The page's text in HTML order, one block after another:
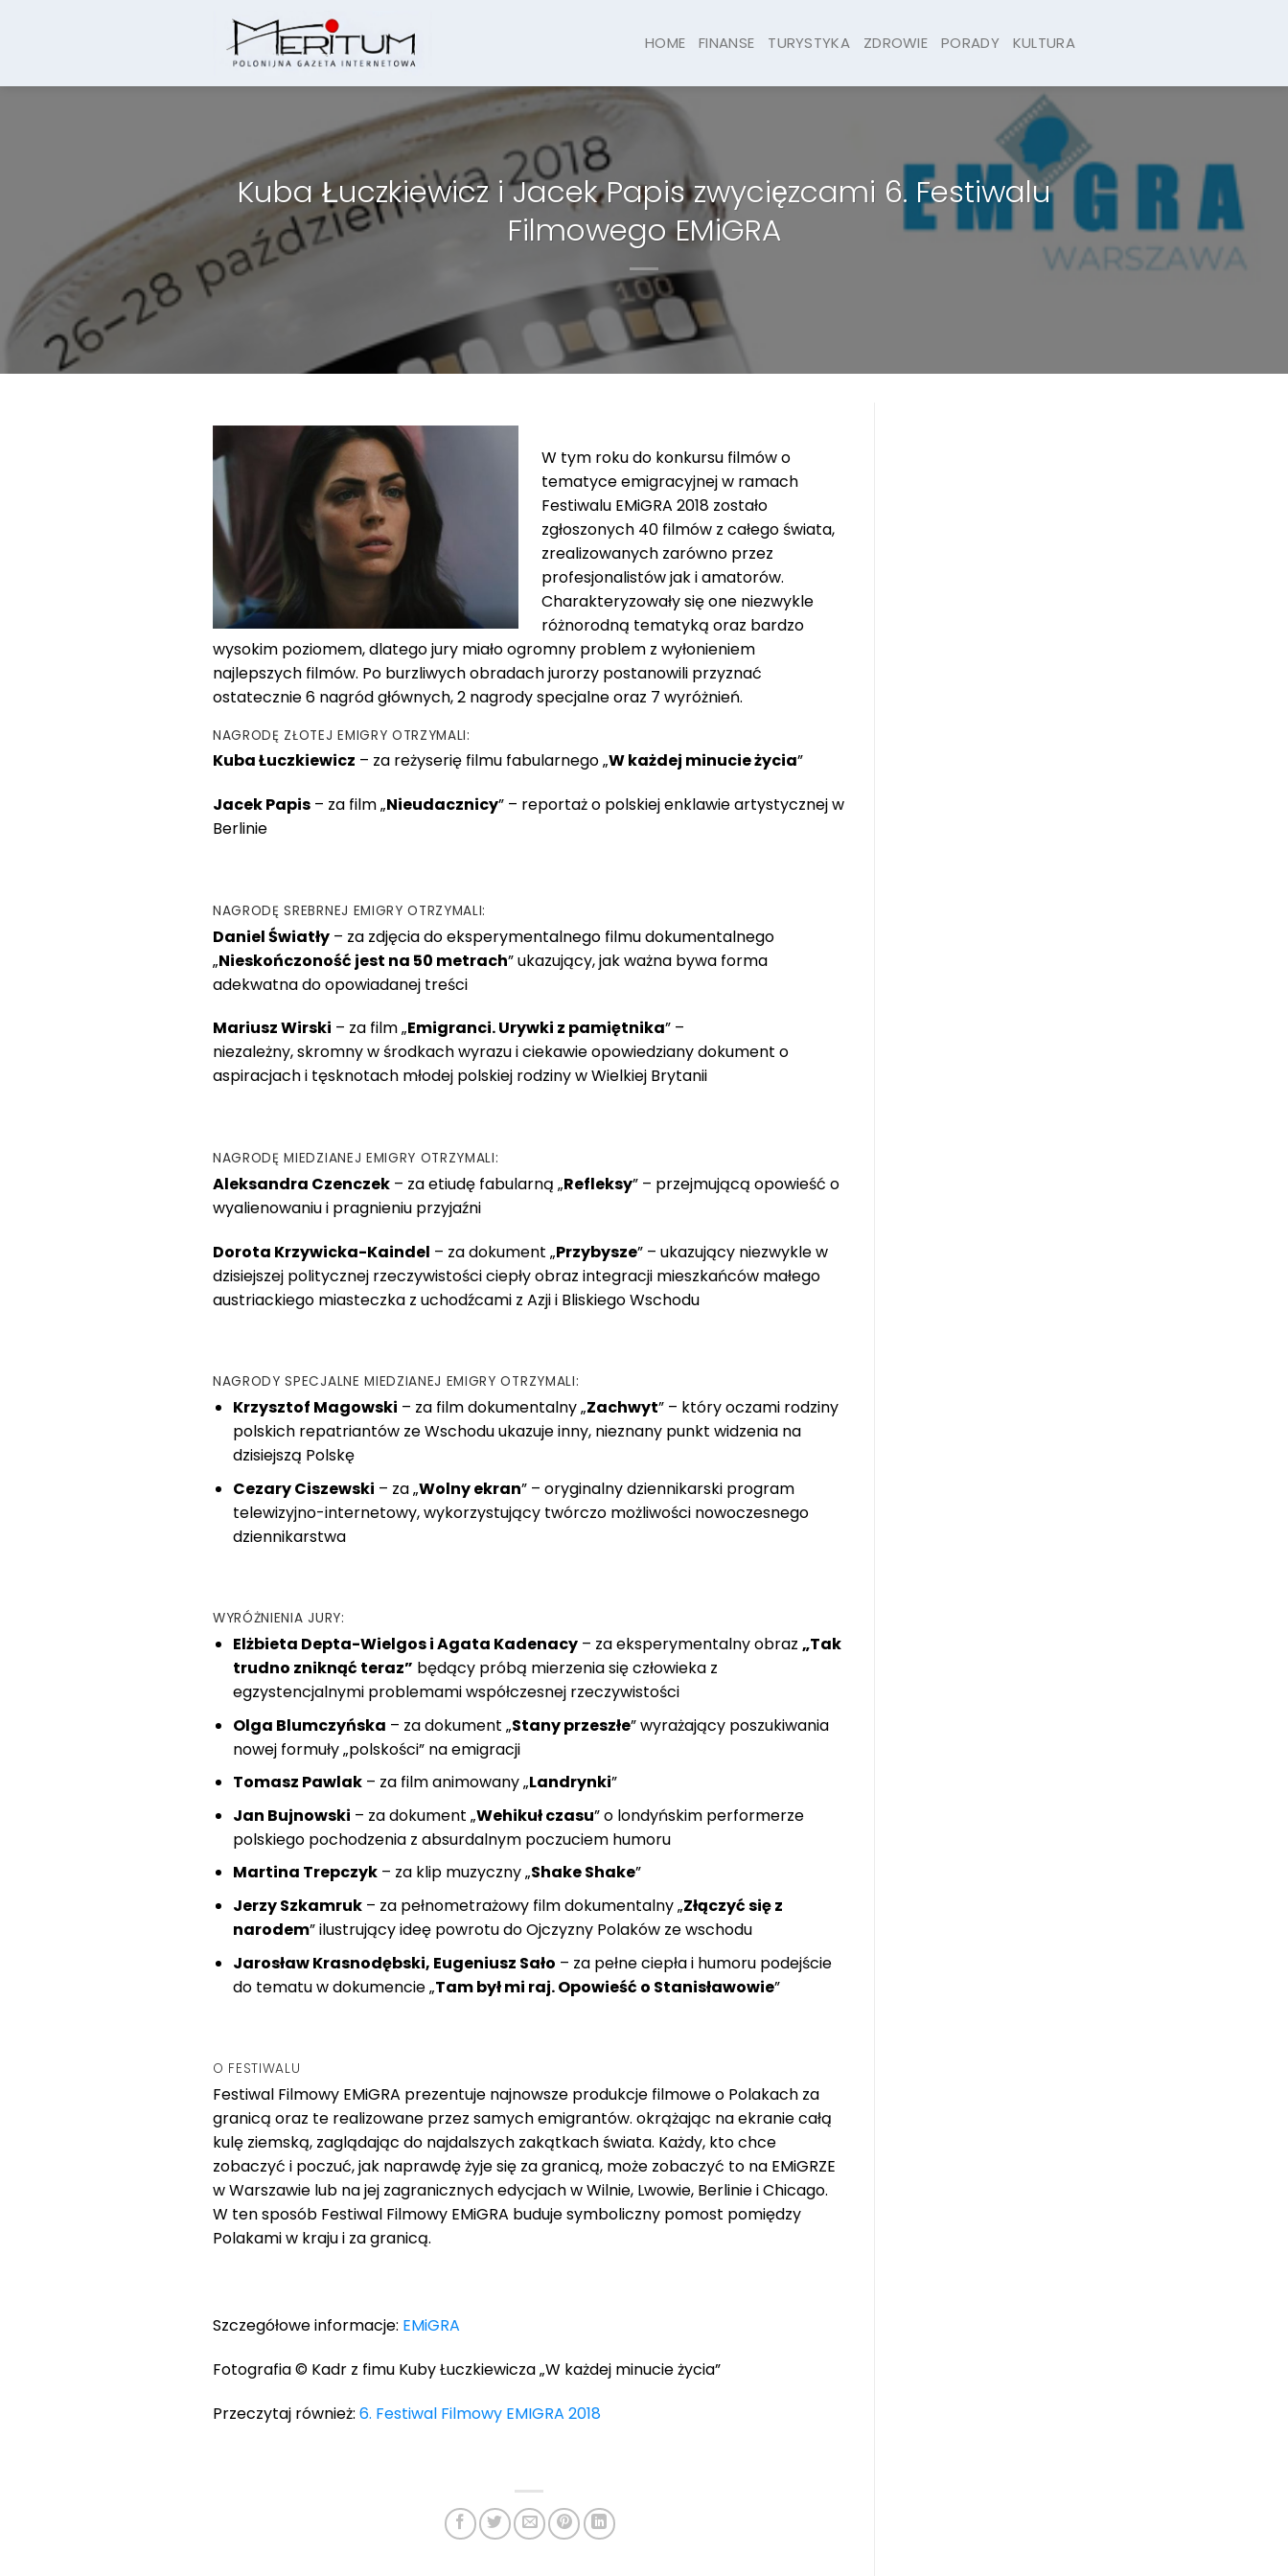
HOME FINANSE TURYSTYKA ZDROWIE PORADY KULTURA
Kuba Łuczkiewicz i Jacek Papis zwycięzcami 6. Festiwalu
Filmowego EMiGRA
W tym roku do konkursu filmów o
tematyce emigracyjnej w ramach
Festiwalu EMiGRA 2018 zostało
zgłoszonych 40 filmów z całego świata,
zrealizowanych zarówno przez
profesjonalistów jak i amatorów.
Charakteryzowały się one niezwykle
różnorodną tematyką oraz bardzo
wysokim poziomem, dlatego jury miało ogromny problem z wyłonieniem
najlepszych filmów. Po burzliwych obradach jurorzy postanowili przyznać
ostatecznie 6 nagród głównych, 2 nagrody specjalne oraz 7 wyróżnień.
NAGRODĘ ZŁOTEJ EMIGRY OTRZYMALI:
Kuba Łuczkiewicz – za reżyserię filmu fabularnego „W każdej minucie życia”
Jacek Papis – za film „Nieudacznicy” – reportaż o polskiej enklawie artystycznej w
Berlinie
NAGRODĘ SREBRNEJ EMIGRY OTRZYMALI:
Daniel Światły – za zdjęcia do eksperymentalnego filmu dokumentalnego
„Nieskończoność jest na 50 metrach” ukazujący, jak ważna bywa forma
adekwatna do opowiadanej treści
Mariusz Wirski – za film „Emigranci. Urywki z pamiętnika” –
niezależny, skromny w środkach wyrazu i ciekawie opowiedziany dokument o
aspiracjach i tęsknotach młodej polskiej rodziny w Wielkiej Brytanii
NAGRODĘ MIEDZIANEJ EMIGRY OTRZYMALI:
Aleksandra Czenczek – za etiudę fabularną „Refleksy” – przejmującą opowieść o
wyalienowaniu i pragnieniu przyjaźni
Dorota Krzywicka-Kaindel – za dokument „Przybysze” – ukazujący niezwykle w
dzisiejszej politycznej rzeczywistości ciepły obraz integracji mieszkańców małego
austriackiego miasteczka z uchodźcami z Azji i Bliskiego Wschodu
NAGRODY SPECJALNE MIEDZIANEJ EMIGRY OTRZYMALI:
Krzysztof Magowski – za film dokumentalny „Zachwyt” – który oczami rodziny
polskich repatriantów ze Wschodu ukazuje inny, nieznany punkt widzenia na
dzisiejszą Polskę
Cezary Ciszewski – za „Wolny ekran” – oryginalny dziennikarski program
telewizyjno-internetowy, wykorzystujący twórczo możliwości nowoczesnego
dziennikarstwa
WYRÓŻNIENIA JURY:
Elżbieta Depta-Wielgos i Agata Kadenacy– za eksperymentalny obraz „Tak
trudno zniknąć teraz” będący próbą mierzenia się człowieka z
egzystencjalnymi problemami współczesnej rzeczywistości
Olga Blumczyńska – za dokument „Stany przeszłe” wyrażający poszukiwania
nowej formuły „polskości” na emigracji
Tomasz Pawlak– za film animowany „Landrynki”
Jan Bujnowski – za dokument „Wehikuł czasu” o londyńskim performerze
polskiego pochodzenia z absurdalnym poczuciem humoru
Martina Trepczyk– za klip muzyczny „Shake Shake”
Jerzy Szkamruk– za pełnometrażowy film dokumentalny „Złączyć się z
narodem” ilustrujący ideę powrotu do Ojczyzny Polaków ze wschodu
Jarosław Krasnodębski, Eugeniusz Sało – za pełne ciepła i humoru podejście
do tematu w dokumencie „Tam był mi raj. Opowieść o Stanisławowie”
O FESTIWALU
Festiwal Filmowy EMiGRA prezentuje najnowsze produkcje filmowe o Polakach za
granicą oraz te realizowane przez samych emigrantów. okrążając na ekranie całą
kulę ziemską, zaglądając do najdalszych zakątkach świata. Każdy, kto chce
zobaczyć i poczuć, jak naprawdę żyje się za granicą, może zobaczyć to na EMiGRZE
w Warszawie lub na jej zagranicznych edycjach w Wilnie, Lwowie, Berlinie i Chicago.
W ten sposób Festiwal Filmowy EMiGRA buduje symboliczny pomost pomiędzy
Polakami w kraju i za granicą.
Szczegółowe informacje: EMiGRA
Fotografia © Kadr z fimu Kuby Łuczkiewicza „W każdej minucie życia”
Przeczytaj również: 6. Festiwal Filmowy EMIGRA 2018